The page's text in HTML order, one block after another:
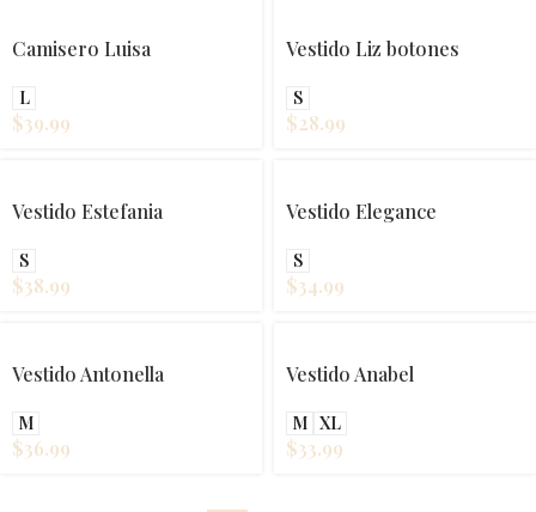
Camisero Luisa
L
$39.99
Vestido Liz botones
S
$28.99
Vestido Estefania
S
$38.99
Vestido Elegance
S
$34.99
Vestido Antonella
M
$36.99
Vestido Anabel
M XL
$33.99